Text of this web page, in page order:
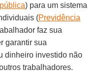
) para um sistema
(Previdência
faz sua
garantir sua
dinheiro investido não
trabalhadores.